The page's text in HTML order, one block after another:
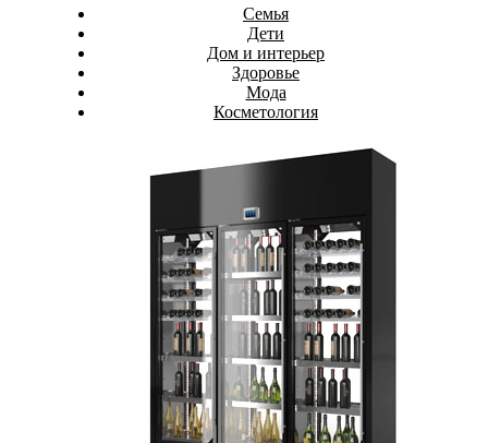
Семья
Дети
Дом и интерьер
Здоровье
Мода
Косметология